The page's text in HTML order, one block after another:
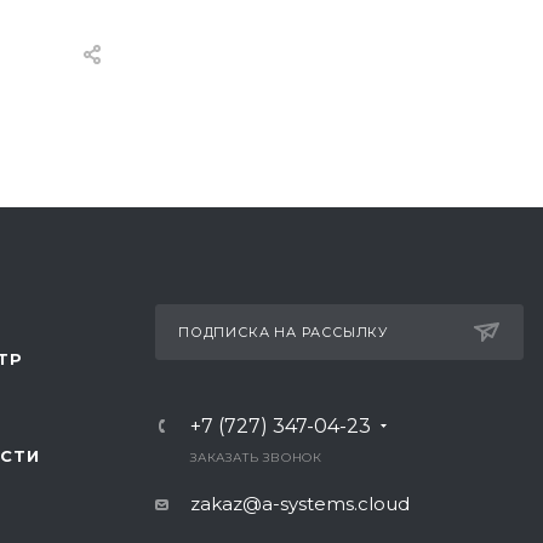
ПОДПИСКА НА РАССЫЛКУ
+7 (727) 347-04-23
ЗАКАЗАТЬ ЗВОНОК
zakaz@a-systems.cloud